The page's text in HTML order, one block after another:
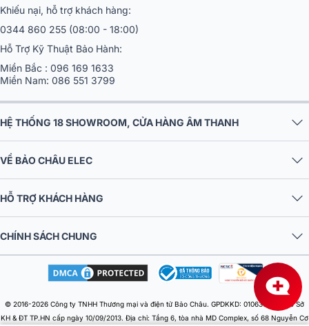
Khiếu nại, hỗ trợ khách hàng:
0344 860 255 (08:00 - 18:00)
Hỗ Trợ Kỹ Thuật Bảo Hành:
Miền Bắc : 096 169 1633
Miền Nam: 086 551 3799
HỆ THỐNG 18 SHOWROOM, CỬA HÀNG ÂM THANH
VỀ BẢO CHÂU ELEC
HỖ TRỢ KHÁCH HÀNG
CHÍNH SÁCH CHUNG
© 2016-2026 Công ty TNHH Thương mại và điện tử Bảo Châu. GPDKKD: 0106303879 do Sở
KH & ĐT TP.HN cấp ngày 10/09/2013. Địa chỉ: Tầng 6, tòa nhà MD Complex, số 68 Nguyễn Cơ